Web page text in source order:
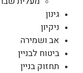
גינון
ניקיון
אב ושמירה
ביטוח לבניין
תחזוק בניין